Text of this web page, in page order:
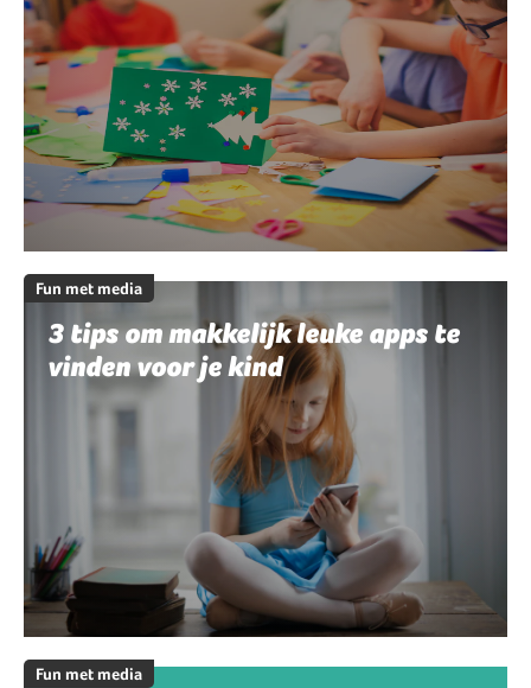
Fun met media
3 tips om makkelijk leuke apps te
vinden voor je kind
Fun met media